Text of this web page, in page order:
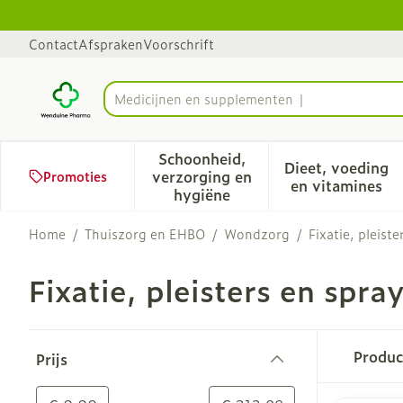
ContactAfsprakenVoorschrift
Product, merk, categorie...
Vi
Promoties
Schoonheid,
verzorging en
hygiëne
Toon submenu voor
Dieet, voeding
en vitamines
Toon
Home / Thuiszorg en EHBO / Wondzorg / Fixatie,
Fixatie, pleisters en spray
Prijs